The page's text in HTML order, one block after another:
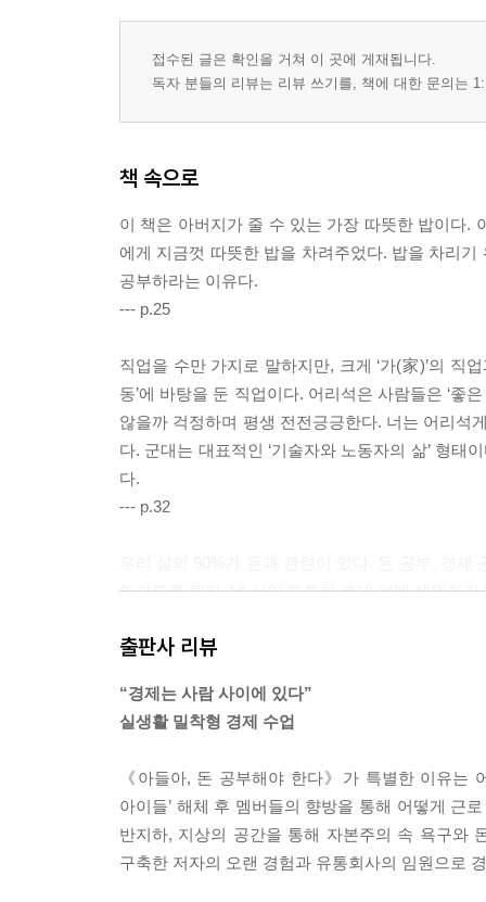
접수된 글은 확인을 거쳐 이 곳에 게재됩니다.
독자 분들의 리뷰는 리뷰 쓰기를, 책에 대한 문의는
책 속으로
이 책은 아버지가 줄 수 있는 가장 따뜻한 밥이다.
에게 지금껏 따뜻한 밥을 차려주었다. 밥을 차리
공부하라는 이유다.
--- p.25
직업을 수만 가지로 말하지만, 크게 ‘가(家)’의 직
동’에 바탕을 둔 직업이다. 어리석은 사람들은 ‘좋
않을까 걱정하며 평생 전전긍긍한다. 너는 어리석
다. 군대는 대표적인 ‘기술자와 노동자의 삶’ 형
다.
--- p.32
아가도록 해라. 네 삶이 튼튼한 토대 위에 세워지길
리 효과가 작동한다.
--- p.74
아버지가 경제의 본질인 ‘돈, 돈, 돈’ 할 때 아직
니에 없으면, 그 사람이 더러워진다. 아버지는 네
--- p.298
출판사 리뷰
“경제는 사람 사이에 있다”
실생활 밀착형 경제 수업
《아들아, 돈 공부해야 한다》가 특별한 이유는
아이들’ 해체 후 멤버들의 향방을 통해 어떻게 근
반지하, 지상의 공간을 통해 자본주의 속 욕구와
구축한 저자의 오랜 경험과 유통회사의 임원으로